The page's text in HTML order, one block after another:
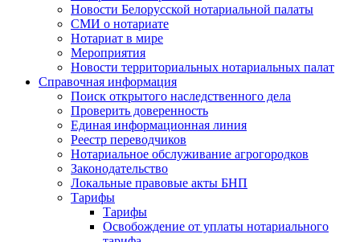
Новости Белорусской нотариальной палаты
СМИ о нотариате
Нотариат в мире
Мероприятия
Новости территориальных нотариальных палат
Справочная информация
Поиск открытого наследственного дела
Проверить доверенность
Единая информационная линия
Реестр переводчиков
Нотариальное обслуживание агрогородков
Законодательство
Локальные правовые акты БНП
Тарифы
Тарифы
Освобождение от уплаты нотариального